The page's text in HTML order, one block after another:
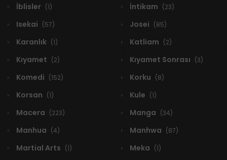
İblisler (1) İntikam (23)
Isekai (57) Josei (85)
Karanlık (1) Katliam (2)
Kıyamet (2) Kıyamet Sonrası (3)
Komedi (152) Korku (8)
Korsan (1) Kule (1)
Macera (223) Manga (34)
Manhua (4) Manhwa (87)
Martial Arts (1) Meka (1)